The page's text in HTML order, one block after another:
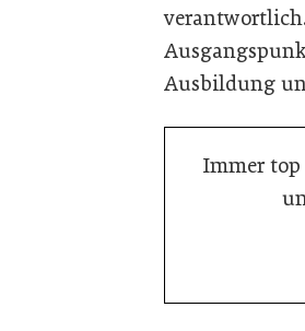
Ausbildung
Immer
Drei Viertel wünschen sich